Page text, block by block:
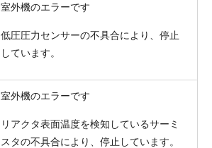
室外機のエラーです
低圧圧力センサーの不具合により、停止
しています。
室外機のエラーです
リアクタ表面温度を検知しているサーミ
スタの不具合により、停止しています。